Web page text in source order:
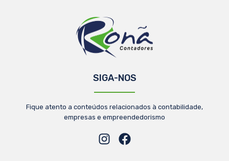
SIGA-NOS
Fique atento a conteúdos relacionados à contabilidade,
empresas e empreendedorismo